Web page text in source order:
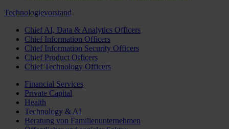
Technologievorstand
Chief AI, Data & Analytics Officers
Chief Information Officers
Chief Information Security Officers
Chief Product Officers
Chief Technology Officers
Financial Services
Private Capital
Health
Technology & AI
Beratung von Familienunternehmen